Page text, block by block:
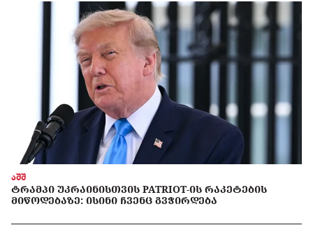
აშშ
ᲢᲠᲐᲛᲞᲘ ᲣᲙᲠᲐᲘᲜᲘᲡᲗᲕᲘᲡ PATRIOT-ᲘᲡ ᲠᲐᲙᲔᲢᲔᲑᲘᲡ
ᲛᲘᲬᲝᲓᲔᲑᲐᲖᲔ: ᲘᲡᲘᲜᲘ ᲩᲕᲔᲜᲪ ᲒᲕᲭᲘᲠᲓᲔᲑᲐ